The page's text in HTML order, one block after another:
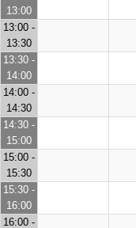
13:00
13:00 -
13:30
13:30 -
14:00
14:00 -
14:30
14:30 -
15:00
15:00 -
15:30
15:30 -
16:00
16:00 -